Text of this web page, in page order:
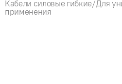
Кабели силовые гибкие/Для
применения